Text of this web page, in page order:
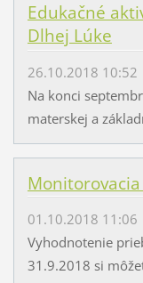
Edukačné
Dlhej Lúke
26.10.2018 10:52
Na konci
materskej a
01.10.2018 11:06
Vyhodnotenie
31.9.2018 si